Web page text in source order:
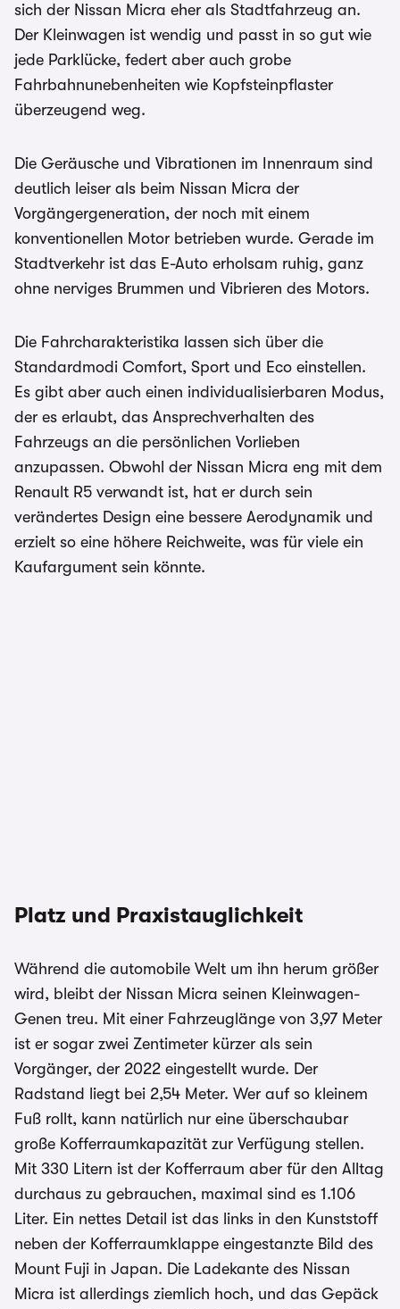
sich der Nissan Micra eher als Stadtfahrzeug an.
Der Kleinwagen ist wendig und passt in so gut wie
jede Parklücke, federt aber auch grobe
Fahrbahnunebenheiten wie Kopfsteinpflaster
überzeugend weg.
Die Geräusche und Vibrationen im Innenraum sind
deutlich leiser als beim Nissan Micra der
Vorgängergeneration, der noch mit einem
konventionellen Motor betrieben wurde. Gerade im
Stadtverkehr ist das E-Auto erholsam ruhig, ganz
ohne nerviges Brummen und Vibrieren des Motors.
Die Fahrcharakteristika lassen sich über die
Standardmodi Comfort, Sport und Eco einstellen.
Es gibt aber auch einen individualisierbaren Modus,
der es erlaubt, das Ansprechverhalten des
Fahrzeugs an die persönlichen Vorlieben
anzupassen. Obwohl der Nissan Micra eng mit dem
Renault R5 verwandt ist, hat er durch sein
verändertes Design eine bessere Aerodynamik und
erzielt so eine höhere Reichweite, was für viele ein
Kaufargument sein könnte.
Platz und Praxistauglichkeit
Während die automobile Welt um ihn herum größer
wird, bleibt der Nissan Micra seinen Kleinwagen-
Genen treu. Mit einer Fahrzeuglänge von 3,97 Meter
ist er sogar zwei Zentimeter kürzer als sein
Vorgänger, der 2022 eingestellt wurde. Der
Radstand liegt bei 2,54 Meter. Wer auf so kleinem
Fuß rollt, kann natürlich nur eine überschaubar
große Kofferraumkapazität zur Verfügung stellen.
Mit 330 Litern ist der Kofferraum aber für den Alltag
durchaus zu gebrauchen, maximal sind es 1.106
Liter. Ein nettes Detail ist das links in den Kunststoff
neben der Kofferraumklappe eingestanzte Bild des
Mount Fuji in Japan. Die Ladekante des Nissan
Micra ist allerdings ziemlich hoch, und das Gepäck